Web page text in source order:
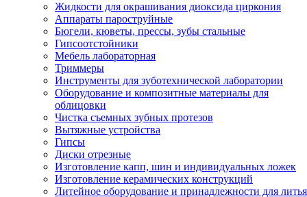
Жидкости для окрашивания диоксида циркония
Аппараты пароструйные
Бюгели, кюветы, прессы, зубы стальные
Гипсоотстойники
Мебель лабораторная
Триммеры
Инструменты для зуботехнической лаборатории
Оборудование и композитные материалы для
облицовки
Чистка съемных зубных протезов
Вытяжные устройства
Гипсы
Диски отрезные
Изготовление капп, шин и индивидуальных ложек
Изготовление керамических конструкций
Литейное оборудование и принадлежности для литья